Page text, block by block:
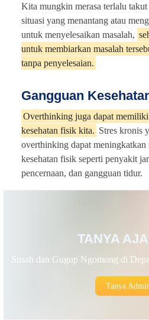
Kita mungkin merasa terlalu
situasi yang menantang atau
untuk menyelesaikan masalah,
untuk membiarkan masalah
tanpa penyelesaian.
Gangguan
Overthinking juga dapat
kesehatan fisik kita. Stres kronis
overthinking dapat meningkatkan
kesehatan fisik seperti penyakit
pencernaan, dan gangguan tidur.
TANYA
Susah dan Gugup Ngomong di
Tanya